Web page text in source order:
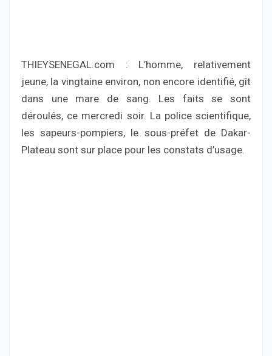
THIEYSENEGAL.com : L’homme, relativement
jeune, la vingtaine environ, non encore identifié, gît
dans une mare de sang. Les faits se sont
déroulés, ce mercredi soir. La police scientifique,
les sapeurs-pompiers, le sous-préfet de Dakar-
Plateau sont sur place pour les constats d’usage.